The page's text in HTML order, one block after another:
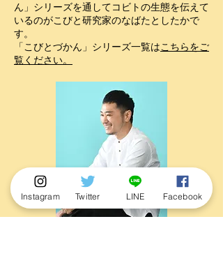
ん」シリーズを通してコビトの生態を伝えて
いるのがこびと研究家のなばたとしたかで
す。
「こびとづかん」シリーズ一覧はこちらをご
覧ください。
Instagram Twitter LINE Facebook